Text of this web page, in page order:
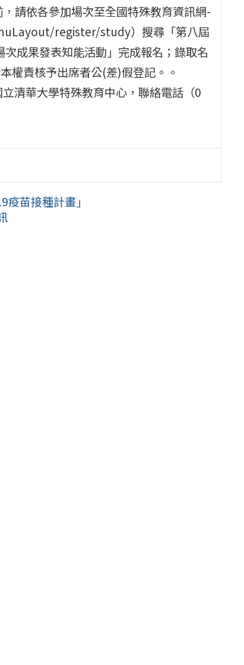
請依各參加場次至全國特殊教育資訊網-
register/study）搜尋「第八屆
成果發表知能活動」完成報名；錄取名
權責核予出席者公(差)假登記。。
清華大學特殊教育中心，聯絡電話（0
苗接種計畫」